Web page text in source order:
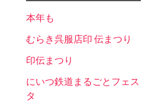
本年も
むらき呉服店印 伝まつり
印伝まつり
にいつ鉄道まるごとフェス
タ